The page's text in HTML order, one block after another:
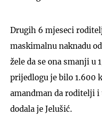
Drugih 6 mjeseci
maskimalnu naknadu
žele da se ona smanji u
prijedlogu je bilo 1.600
amandman da roditelji i
dodala je Jelušić.